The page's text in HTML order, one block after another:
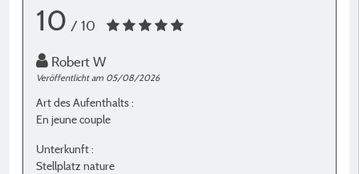
10 / 10
Robert W
Veröffentlicht am 05/08/2026
Art des Aufenthalts :
En jeune couple
Unterkunft :
Stellplatz nature